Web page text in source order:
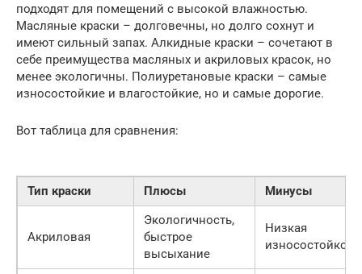
подходят для помещений с высокой влажностью.
Масляные краски – долговечны, но долго сохнут и
имеют сильный запах. Алкидные краски – сочетают в
себе преимущества масляных и акриловых красок, но
менее экологичны. Полиуретановые краски – самые
износостойкие и влагостойкие, но и самые дорогие.
Вот таблица для сравнения:
Тип краски Плюсы Минусы
Акриловая
Экологичность,
быстрое
высыхание
Низкая